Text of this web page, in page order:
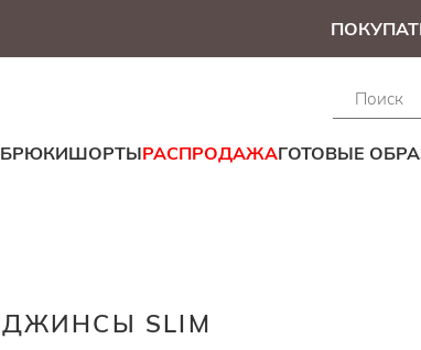
БРЮКИШОРТЫРАСПРОДАЖАГОТОВЫЕ
ДЖИНСЫ SLIM